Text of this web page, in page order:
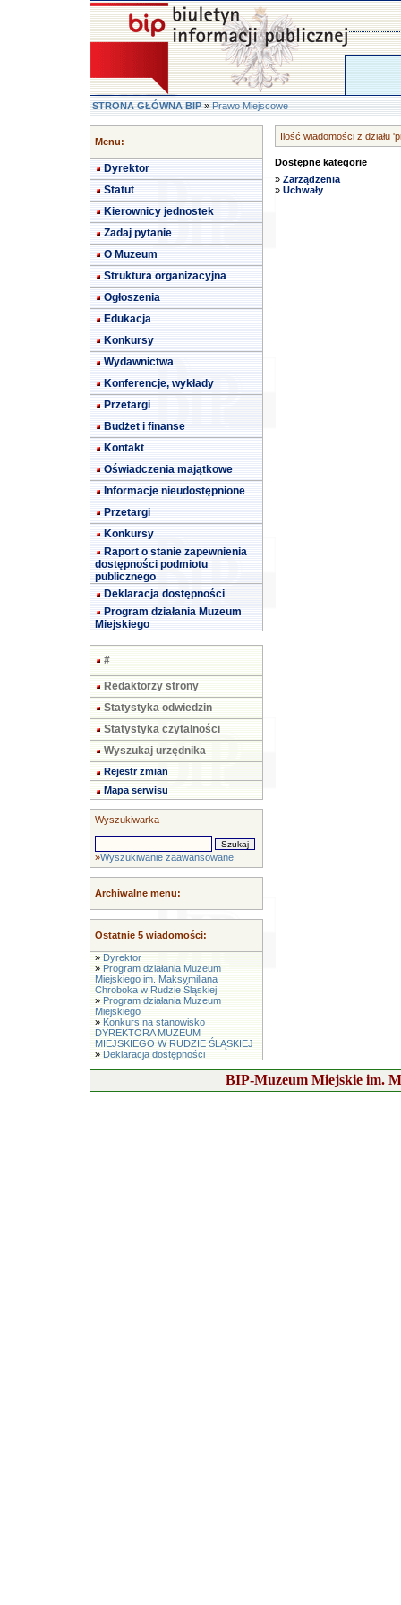
STRONA GŁÓWNA BIP»Prawo Miejscowe
Menu:
Dyrektor
Statut
Kierownicy jednostek
Zadaj pytanie
O Muzeum
Struktura organizacyjna
Ogłoszenia
Edukacja
Konkursy
Wydawnictwa
Konferencje, wykłady
Przetargi
Budżet i finanse
Kontakt
Oświadczenia majątkowe
Informacje nieudostępnione
Przetargi
Konkursy
Raport o stanie zapewnienia
dostępności podmiotu
publicznego
Deklaracja dostępności
Program działania Muzeum
Miejskiego
#
Redaktorzy strony
Statystyka odwiedzin
Statystyka czytalności
Wyszukaj urzędnika
Rejestr zmian
Mapa serwisu
Wyszukiwarka
»Wyszukiwanie zaawansowane
Archiwalne menu:
Ostatnie 5 wiadomości:
» Dyrektor
» Program działania Muzeum
Miejskiego im. Maksymiliana
Chroboka w Rudzie Śląskiej
» Program działania Muzeum
Miejskiego
» Konkurs na stanowisko
DYREKTORA MUZEUM
MIEJSKIEGO W RUDZIE ŚLĄSKIEJ
» Deklaracja dostępności
Ilość wiadomości z działu
Dostępne kategorie
» Zarządzenia
» Uchwały
BIP-Muzeum Miejskie im.